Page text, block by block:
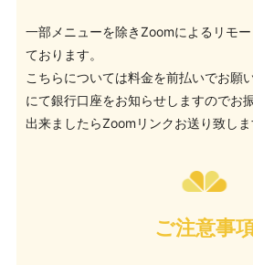
一部メニューを除きZoomによるリモ
ております。
こちらについては料金を前払いでお願
にて銀行口座をお知らせしますのでお
出来ましたらZoomリンクお送り致しま
ご注意事